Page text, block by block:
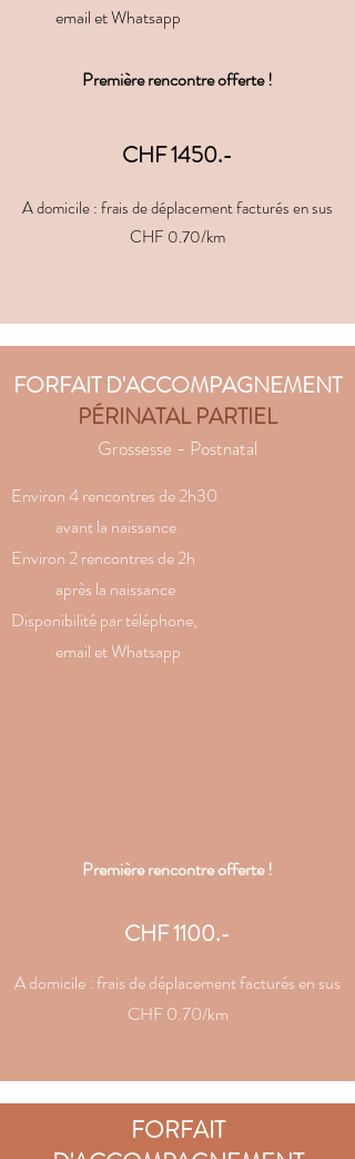
email et Whatsapp
Première rencontre offerte !
CHF 1450.-
A domicile : frais de déplacement facturés en sus
CHF 0.70/km
FORFAIT D'ACCOMPAGNEMENT
PÉRINATAL PARTIEL
Grossesse - Postnatal
Environ 4 rencontres de 2h30
avant la naissance
Environ 2 rencontres de 2h
après la naissance
Disponibilité par téléphone,
email et Whatsapp
Première rencontre offerte !
CHF 1100.-
A domicile : frais de déplacement facturés en sus
CHF 0.70/km
FORFAIT